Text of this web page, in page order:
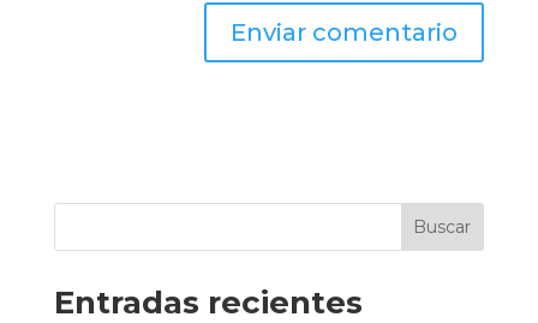
Buscar
Entradas recientes